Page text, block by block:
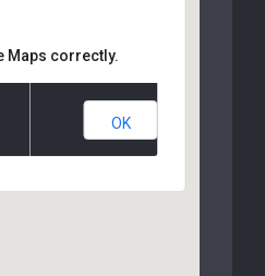
Maps correctly.
OK